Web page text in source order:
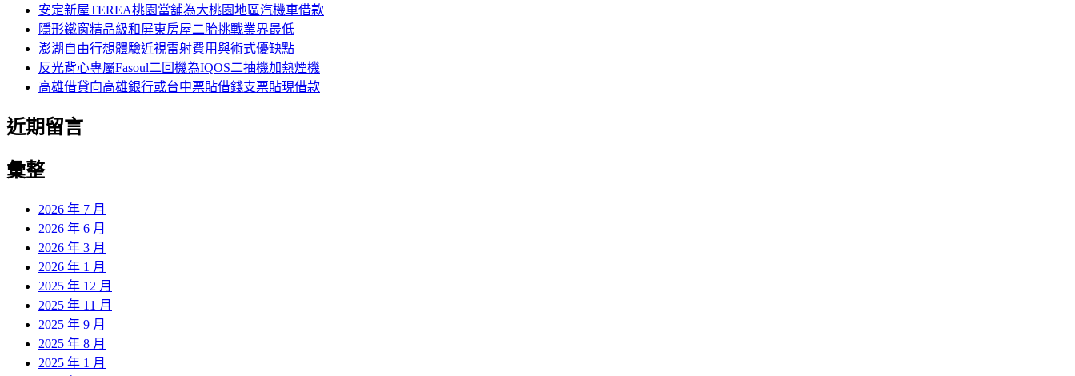
安定新屋TEREA桃園當舖為大桃園地區汽機車借款
隱形鐵窗精品級和屏東房屋二胎挑戰業界最低
澎湖自由行想體驗近視雷射費用與術式優缺點
反光背心專屬Fasoul二回機為IQOS二抽機加熱煙機
高雄借貸向高雄銀行或台中票貼借錢支票貼現借款
近期留言
彙整
2026 年 7 月
2026 年 6 月
2026 年 3 月
2026 年 1 月
2025 年 12 月
2025 年 11 月
2025 年 9 月
2025 年 8 月
2025 年 1 月